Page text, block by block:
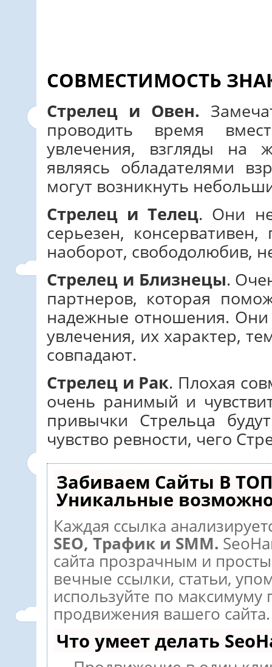
СОВМЕСТИМОСТЬ
Стрелец и Овен.
проводить время
увлечения, взгляды на
являясь обладателями
могут возникнуть
Стрелец и Телец. Они
серьезен,
наоборот, свободолюбив,
Стрелец и Близнецы.
партнеров, которая
надежные отношения. Они
увлечения, их характер,
совпадают.
Стрелец и Рак. Плохая
очень ранимый и
привычки Стрельца
чувство ревности, чего
Забиваем Сайты В
Уникальные
Каждая ссылка
SEO, Трафик и SMM.
сайта прозрачным и
вечные ссылки, статьи,
используйте по максимуму
продвижения вашего сайта.
Что умеет делать